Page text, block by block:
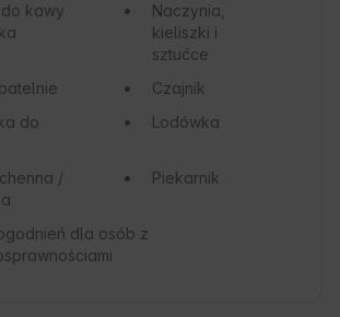
kawy
Naczynia,
kieliszki i
sztućce
Czajnik
do
Lodówka
/
Piekarnik
dla osób z